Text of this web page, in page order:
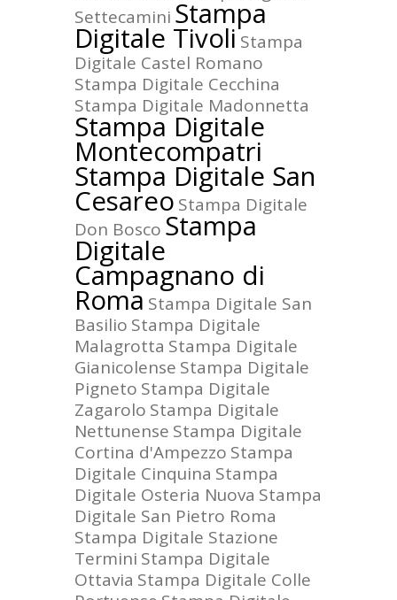
Settecamini Stampa
Digitale Tivoli Stampa
Digitale Castel Romano
Stampa Digitale Cecchina
Stampa Digitale Madonnetta
Stampa Digitale
Montecompatri
Stampa Digitale San
Cesareo Stampa Digitale
Don Bosco Stampa
Digitale
Campagnano di
Roma Stampa Digitale San
Basilio Stampa Digitale
Malagrotta Stampa Digitale
Gianicolense Stampa Digitale
Pigneto Stampa Digitale
Zagarolo Stampa Digitale
Nettunense Stampa Digitale
Cortina d'Ampezzo Stampa
Digitale Cinquina Stampa
Digitale Osteria Nuova Stampa
Digitale San Pietro Roma
Stampa Digitale Stazione
Termini Stampa Digitale
Ottavia Stampa Digitale Colle